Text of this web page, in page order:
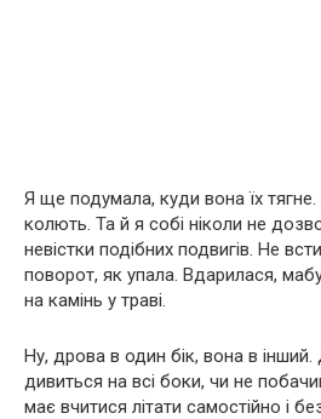
Я ще подумала, куди вона їх
колють. Та й я собі ніколи не
невістки подібних подвигів. Не
поворот, як упала. Вдарилася,
на камінь у траві.
Ну, дрова в один бік, вона в інший.
дивиться на всі боки, чи не
має вчитися літати самостійно і